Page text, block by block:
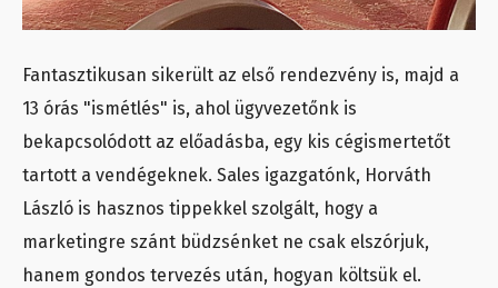
Fantasztikusan sikerült az első rendezvény is, majd a
13 órás "ismétlés" is, ahol ügyvezetőnk is
bekapcsolódott az előadásba, egy kis cégismertetőt
tartott a vendégeknek. Sales igazgatónk, Horváth
László is hasznos tippekkel szolgált, hogy a
marketingre szánt büdzsénket ne csak elszórjuk,
hanem gondos tervezés után, hogyan költsük el.